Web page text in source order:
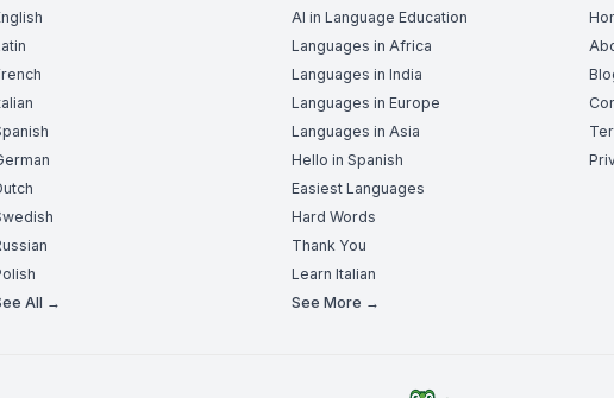
All →
AI in Language Education
Languages in Africa
Languages in India
Languages in Europe
Languages in Asia
Hello in Spanish
Easiest Languages
Hard Words
Thank You
Learn Italian
See More →